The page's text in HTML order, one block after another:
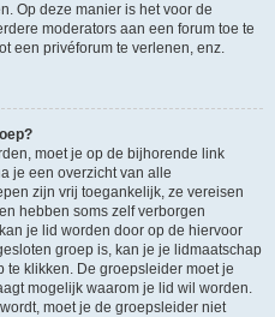
Op deze manier is het voor de
moderators aan een forum toe te
een privéforum te verlenen, enz.
moet je op de bijhorende link
je een overzicht van alle
zijn vrij toegankelijk, ze vereisen
hebben soms zelf verborgen
je lid worden door op de hiervoor
groep is, kan je je lidmaatschap
klikken. De groepsleider moet je
mogelijk waarom je lid wil worden.
moet je de groepsleider niet